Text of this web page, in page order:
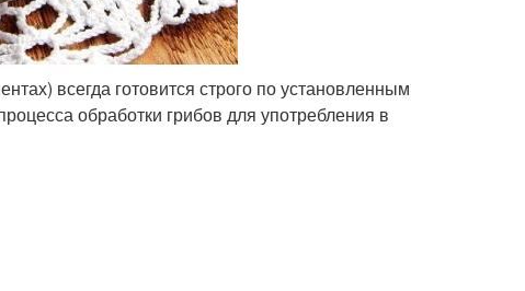
всегда готовится строго по установленным
обработки грибов для употребления в